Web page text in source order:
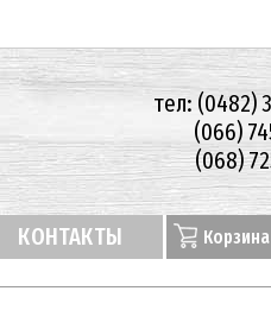
тел: (0482)
(066)
(068)
КОНТАКТЫ